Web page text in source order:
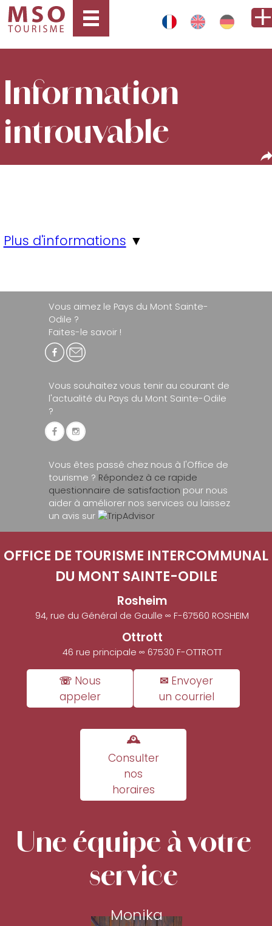
Information
introuvable
Plus d'informations ▼
Vous aimez le Pays du Mont Sainte-
Odile ?
Faites-le savoir !
Vous souhaitez vous tenir au courant de
l'actualité du Pays du Mont Sainte-Odile
?
Vous êtes passé chez nous à l'Office de
tourisme ? Répondez à ce rapide
questionnaire de satisfaction pour nous
aider à améliorer nos services ou laissez
un avis sur
OFFICE DE TOURISME INTERCOMMUNAL
DU MONT SAINTE-ODILE
Rosheim
94, rue du Général de Gaulle ∞ F-67560 ROSHEIM
Ottrott
46 rue principale ∞ 67530 F-OTTROTT
☏ Nous
appeler
✉ Envoyer
un courriel
🕰
Consulter
nos
horaires
Une équipe à votre
service
Monika